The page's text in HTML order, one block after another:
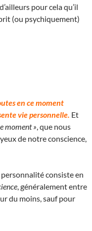
pour cela qu’il
(ou psychiquement)
en ce moment
vie personnelle. Et
moment » , que nous
de notre conscience,
personnalité consiste en
, généralement entre
du moins, sauf pour